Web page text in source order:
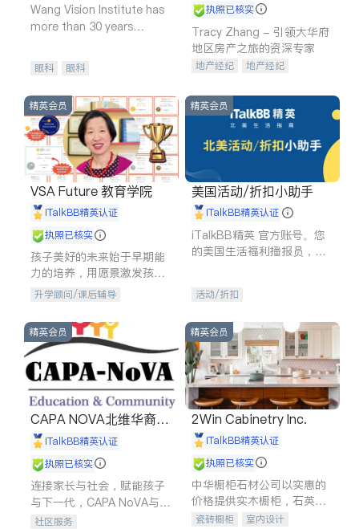
Wang Vision Institute has
more than 30 years
眼科 眼科
执照已核实
Tracy Zhang - 引领大华府
地区房产之旅的资深专家
地产经纪
地产经纪
商铺租售
精英会员
VSA Future 教育学院
iTalkBB精英认证
执照已核实
孩子美好的未来始于早期能
力的培养，用愿景激发孩子
的学习潜力和动力。理念：
石。
升学顾问/课后辅导
精英会员
美国活动/折扣小助手
iTalkBB精英认证
iTalkBB精英 官方账号。您
的美国生活福利播报员，精
专属福利。
活动/折扣
精英会员
CAPA NOVA北维华裔家
长会iTalkBB精英认证
执照已核实
连接家长与社会，赋能孩子
与下一代，CAPA NoVA与您
携手建设包容、公平、充满
社区服务
精英会员
2Win Cabinetry Inc.
iTalkBB精英认证
执照已核实
中华橱柜石材公司以实惠的
价格提供实木橱柜，石英石
台面，多种优质不锈钢水
瓷砖橱柜
室内设计